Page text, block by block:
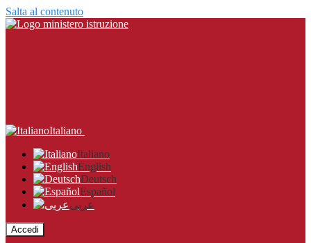
Salta al contenuto
Italiano
Italiano
English
Deutsch
Español
عربى
Accedi